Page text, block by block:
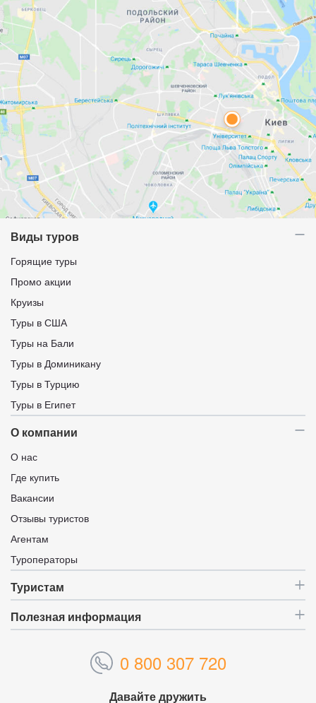
Виды туров
Горящие туры
Промо акции
Круизы
Туры в США
Туры на Бали
Туры в Доминикану
Туры в Турцию
Туры в Египет
О компании
О нас
Где купить
Вакансии
Отзывы туристов
Агентам
Туроператоры
Туристам
Полезная информация
0 800 307 720
Давайте дружить